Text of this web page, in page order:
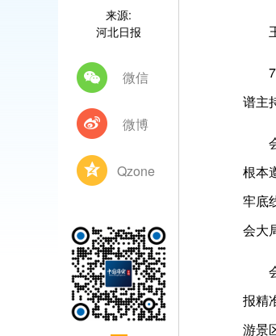
来源:
河北日报
微信
微博
Qzone
王
7
谱主
会
根本
牢底
会大
会
报精
游景